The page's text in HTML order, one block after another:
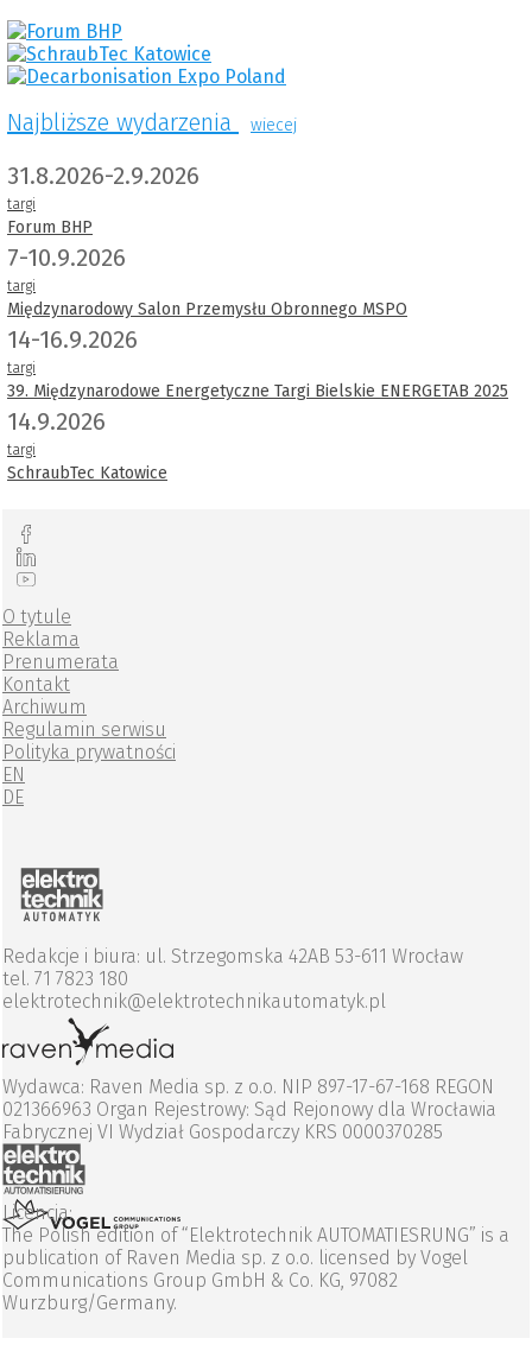
Najbliższe wydarzenia wiecej
31.8.2026-2.9.2026
targi
Forum BHP
7-10.9.2026
targi
Międzynarodowy Salon Przemysłu Obronnego MSPO
14-16.9.2026
targi
39. Międzynarodowe Energetyczne Targi Bielskie ENERGETAB 2025
14.9.2026
targi
SchraubTec Katowice
O tytule
Reklama
Prenumerata
Kontakt
Archiwum
Regulamin serwisu
Polityka prywatności
EN
DE
Redakcje i biura: ul. Strzegomska 42AB 53-611 Wrocław
tel. 71 7823 180
elektrotechnik@elektrotechnikautomatyk.pl
Wydawca: Raven Media sp. z o.o. NIP 897-17-67-168 REGON
021366963 Organ Rejestrowy: Sąd Rejonowy dla Wrocławia
Fabrycznej VI Wydział Gospodarczy KRS 0000370285
Licencja:
The Polish edition of “Elektrotechnik AUTOMATIESRUNG” is a
publication of Raven Media sp. z o.o. licensed by Vogel
Communications Group GmbH & Co. KG, 97082
Wurzburg/Germany.